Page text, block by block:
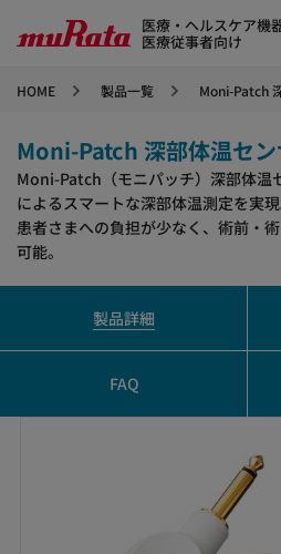
医療・ヘルスケア機
医療従事者向け
HOME 製品一覧 Moni-Patch
Moni-Patch 深部体温セ
Moni-Patch（モニパッチ）深部体温
によるスマートな深部体温測定を実現
患者さまへの負担が少なく、術前・
可能。
製品詳細
FAQ